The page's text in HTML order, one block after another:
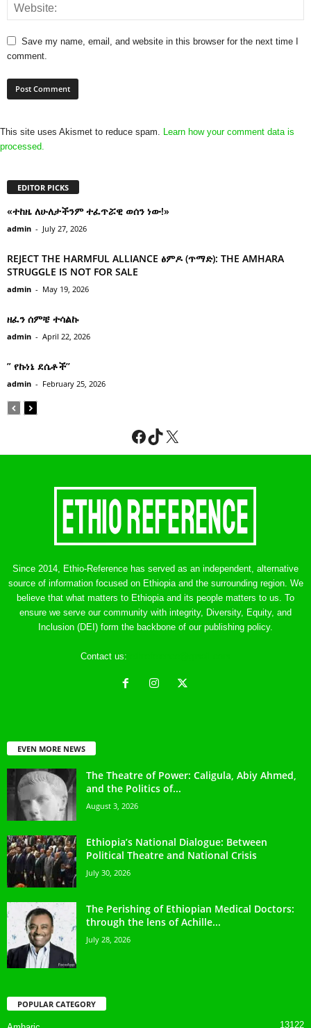
Save my name, email, and website in this browser for the next time I
comment.
This site uses Akismet to reduce spam. Learn how your comment data is
processed.
EDITOR PICKS
«ተከዜ ለሁለታችንም ተፈጥሯዊ ወሰን ነው!»
admin - July 27, 2026
REJECT THE HARMFUL ALLIANCE ፅምዶ (ጥማድ): THE AMHARA
STRUGGLE IS NOT FOR SALE
admin - May 19, 2026
ዘፈን ሰምቼ ተሳልኩ
admin - April 22, 2026
” የኩነኔ ደሴቶች’’
admin - February 25, 2026
Facebook
TikTok
X
Since 2014, Ethio-Reference has served as an independent, alternative
source of information focused on Ethiopia and the surrounding region. We
believe that what matters to Ethiopia and its people matters to us. To
ensure we serve our community with integrity, Diversity, Equity, and
Inclusion (DEI) form the backbone of our publishing policy.
Contact us:
EVEN MORE NEWS
The Theatre of Power: Caligula, Abiy Ahmed,
and the Politics of...
August 3, 2026
Ethiopia’s National Dialogue: Between
Political Theatre and National Crisis
July 30, 2026
The Perishing of Ethiopian Medical Doctors:
through the lens of Achille...
July 28, 2026
POPULAR CATEGORY
13122